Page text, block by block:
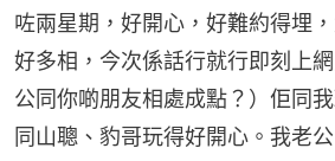
咗兩星期，好開心，好難約得埋
好多相，今次係話行就行即刻上
公同你啲朋友相處成點？）佢同
同山聰、豹哥玩得好開心。我老